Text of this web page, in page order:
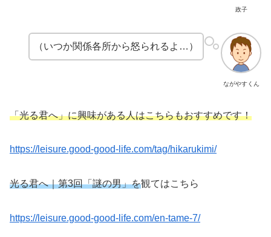
政子
ながやすくん
（いつか関係各所から怒られるよ…）
「光る君へ」に興味がある人はこちらもおすすめです！
https://leisure.good-good-life.com/tag/hikarukimi/
光る君へ｜第3回「謎の男」を観てはこちら
https://leisure.good-good-life.com/en-tame-7/